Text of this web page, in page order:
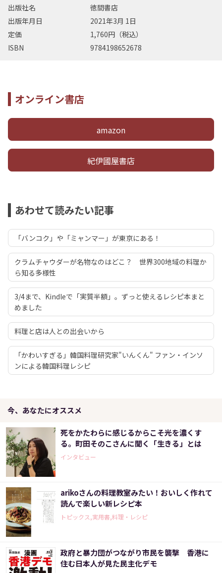
出版社名
徳間書店
出版年月日
2021年3月 1日
定価
1,760円（税込）
ISBN
9784198652678
オンライン書店
amazon
紀伊國屋書店
あわせて読みたい記事
「バンコク」や「ミャンマー」が東京にある！
クラムチャウダーが名物なのはどこ？ 世界300地域の料理か
ら知る多様性
3/4まで、Kindleで「実質半額」。ずっと使えるレシピ本まと
めました
料理と店は人との出会いから
「かわいすぎる」韓国料理研究家"いんくん" ファン・インソ
ンによる韓国料理レシピ
今、あなたにオススメ
死をかたわらに感じるからこそ光を濃くす
る。町田そのこさんに聞く「生きる」とは
インタビュー
arikoさんの料理教室みたい！おいしく作れて
読んで楽しい新レシピ本
トピックス,実用書,料理・レシピ
政府と暴力団がつながり市民を襲撃 香港に
住む日本人が見た民主化デモ